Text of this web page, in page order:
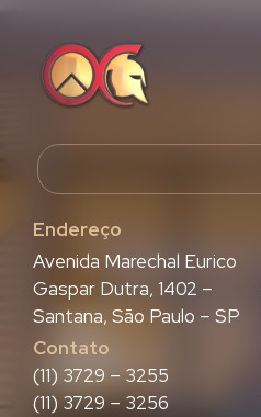
Endereço
Avenida Marechal Eurico
Gaspar Dutra, 1402 –
Santana, São Paulo – SP
Contato
(11) 3729 – 3255
(11) 3729 – 3256